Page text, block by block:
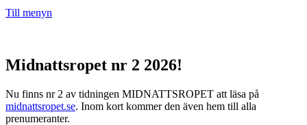
Till menyn
Midnattsropet nr 2 2026!
Nu finns nr 2 av tidningen MIDNATTSROPET att läsa på
midnattsropet.se. Inom kort kommer den även hem till alla
prenumeranter.